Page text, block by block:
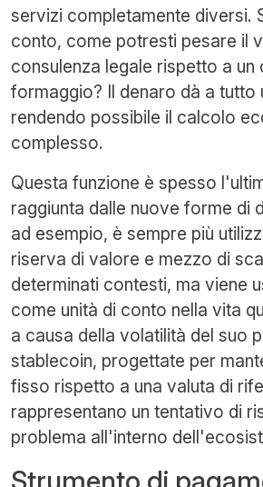
servizi completamente diversi.
conto, come potresti pesare il
consulenza legale rispetto a un
formaggio? Il denaro dà a tutto
rendendo possibile il calcolo
complesso.
Questa funzione è spesso
raggiunta dalle nuove forme di
ad esempio, è sempre più
riserva di valore e mezzo di
determinati contesti, ma viene
come unità di conto nella vita
a causa della volatilità del suo
stablecoin, progettate per
fisso rispetto a una valuta di
rappresentano un tentativo di
problema all'interno
Strumento di